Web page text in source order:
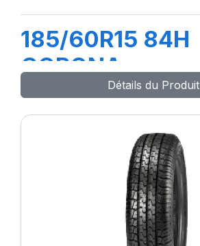
185/60R15 84H
CORONA
Détails du Produit